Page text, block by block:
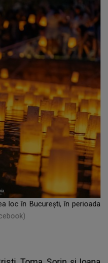
loc în București, în perioada